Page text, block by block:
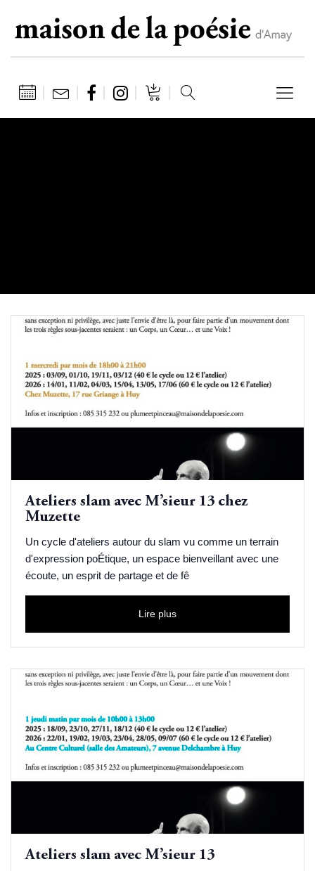
Ateliers slam avec M’sieur 13 chez
Muzette
Un cycle d'ateliers autour du slam vu comme un terrain
d'expression poÉtique, un espace bienveillant avec une
écoute, un esprit de partage et de fê
Lire plus
Ateliers slam avec M’sieur 13